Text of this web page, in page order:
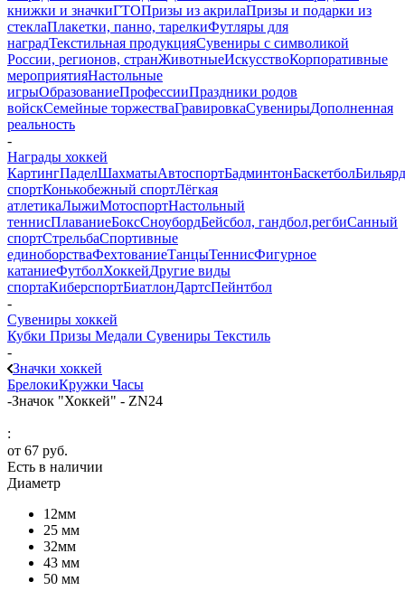
книжки и значкиГТОПризы из акрилаПризы и подарки из
стеклаПлакетки, панно, тарелкиФутляры для
наградТекстильная продукцияСувениры с символикой
России, регионов, странЖивотныеИскусствоКорпоративные
мероприятияНастольные
игрыОбразованиеПрофессииПраздники родов
войскСемейные торжестваГравировкаСувенирыДополненная
реальность
-
Награды хоккей
КартингПаделШахматыАвтоспортБадминтонБаскетболБильярд
спортКонькобежный спортЛёгкая
атлетикаЛыжиМотоспортНастольный
теннисПлаваниеБоксСноубордБейсбол, гандбол,регбиСанный
спортСтрельбаСпортивные
единоборстваФехтованиеТанцыТеннисФигурное
катаниеФутболХоккейДругие виды
спортаКиберспортБиатлонДартсПейнтбол
-
Сувениры хоккей
Кубки Призы Медали Сувениры Текстиль
-
Значки хоккей
БрелокиКружки Часы
-Значок "Хоккей" - ZN24
:
от 67 руб.
Есть в наличии
Диаметр
12мм
25 мм
32мм
43 мм
50 мм